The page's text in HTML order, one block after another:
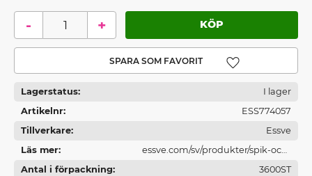
+
-
Lägg till i favoriter
Lagerstatus
I lager
Artikelnr
ESS774057
Tillverkare
Essve
Läs mer
essve.com/sv/produkter/spik-och-
spikverktyg/
Antal i förpackning
3600ST